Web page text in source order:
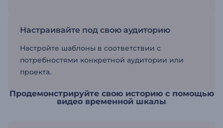
Настраивайте под свою аудиторию
Настройте шаблоны в соответствии с
потребностями конкретной аудитории или
проекта.
Продемонстрируйте свою историю с помощью
видео временной шкалы